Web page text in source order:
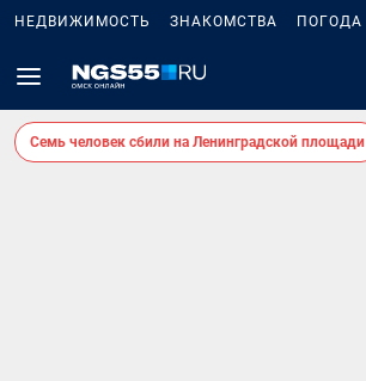
НЕДВИЖИМОСТЬ ЗНАКОМСТВА ПОГОДА
Семь человек сбили на Ленинградской площади